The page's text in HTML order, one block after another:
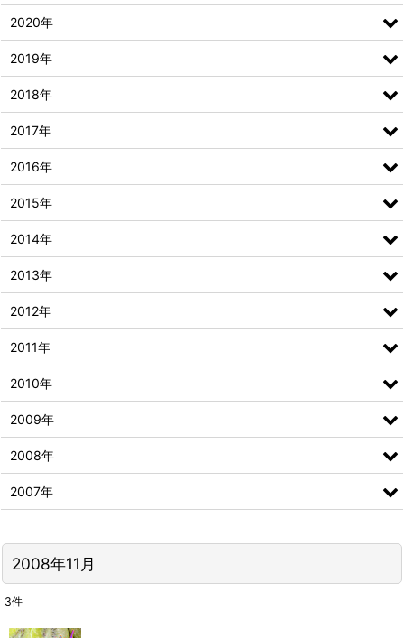
2008年11月
3件
2020年
2019年
2018年
2017年
2016年
2015年
2014年
2013年
2012年
2011年
2010年
2009年
2008年
2007年